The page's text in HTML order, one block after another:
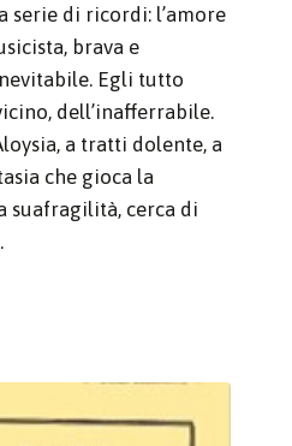
serie di ricordi: l’amore
brava e
Egli tutto
dell’inafferrabile.
a tratti dolente, a
che gioca la
suafragilità, cerca di